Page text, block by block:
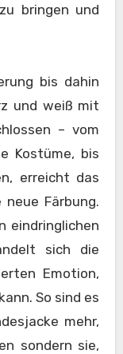
bringen und
bis dahin
und weiß mit
– vom
Kostüme, bis
erreicht das
Färbung.
eindringlichen
sich die
Emotion,
So sind es
mehr,
sondern sie,